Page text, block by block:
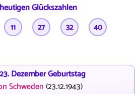
Glückszahlen
11 27 32 40
Dezember Geburtstag
Schweden(23.12.1943)